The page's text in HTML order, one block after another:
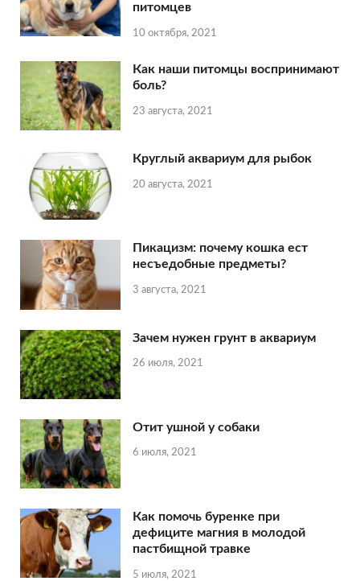
питомцев
10 октября, 2021
Как наши питомцы воспринимают
боль?
23 августа, 2021
Круглый аквариум для рыбок
20 августа, 2021
Пикацизм: почему кошка ест
несъедобные предметы?
3 августа, 2021
Зачем нужен грунт в аквариум
26 июля, 2021
Отит ушной у собаки
6 июля, 2021
Как помочь буренке при
дефиците магния в молодой
пастбищной травке
5 июля, 2021